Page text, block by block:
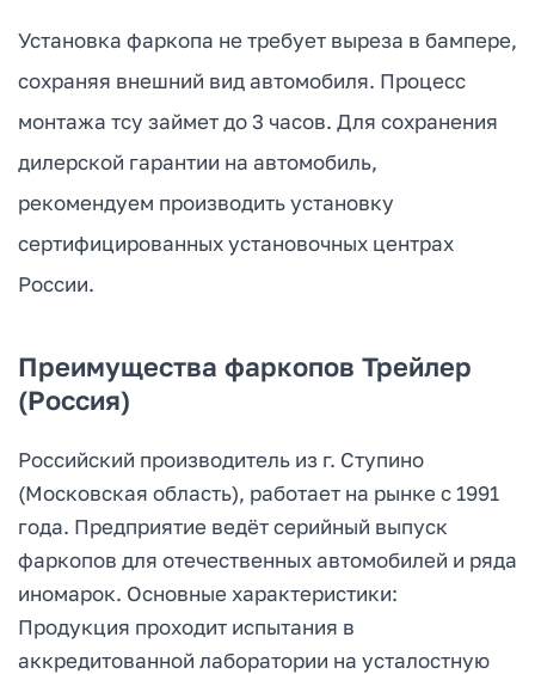
Установка фаркопа не требует выреза в бампере,
сохраняя внешний вид автомобиля. Процесс
монтажа тсу займет до 3 часов. Для сохранения
дилерской гарантии на автомобиль,
рекомендуем производить установку
сертифицированных установочных центрах
России.
Преимущества фаркопов Трейлер
(Россия)
Российский производитель из г. Ступино
(Московская область), работает на рынке с 1991
года. Предприятие ведёт серийный выпуск
фаркопов для отечественных автомобилей и ряда
иномарок. Основные характеристики:
Продукция проходит испытания в
аккредитованной лаборатории на усталостную